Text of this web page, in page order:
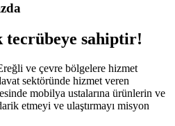
tecrübeye sahiptir!
ve çevre bölgelere hizmet
sektöründe hizmet veren
mobilya ustalarına ürünlerin ve
etmeyi ve ulaştırmayı misyon